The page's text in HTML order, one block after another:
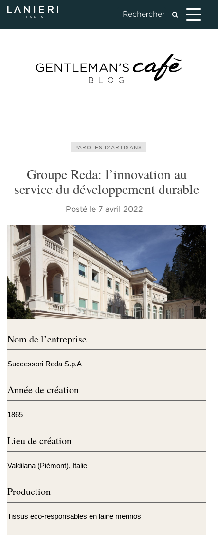
PAROLES D'ARTISANS
Groupe Reda: l’innovation au
service du développement durable
Posté le 7 avril 2022
Nom de l’entreprise
Successori Reda S.p.A
Année de création
1865
Lieu de création
Valdilana (Piémont), Italie
Production
Tissus éco-responsables en laine mérinos